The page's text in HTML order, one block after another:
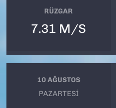
RÜZGAR
7.31 M/S
10 AĞUSTOS
PAZARTESI